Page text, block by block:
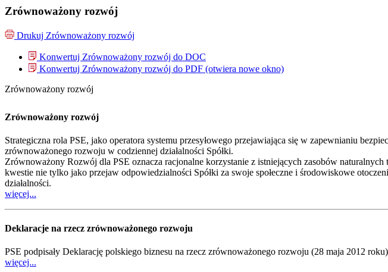
Zrównoważony rozwój
Drukuj Zrównoważony rozwój
Konwertuj Zrównoważony rozwój do DOC
Konwertuj Zrównoważony rozwój do PDF (otwiera nowe okno)
Zrównoważony rozwój
Zrównoważony rozwój
Strategiczna rola PSE, jako operatora systemu przesyłowego przejawiająca się w zapewnianiu
zrównoważonego rozwoju w codziennej działalności Spółki.
Zrównoważony Rozwój dla PSE oznacza racjonalne korzystanie z istniejących zasobów
kwestie nie tylko jako przejaw odpowiedzialności Spółki za swoje społeczne i środowiskowe
działalności.
więcej...
Deklaracje na rzecz zrównoważonego rozwoju
PSE podpisały Deklarację polskiego biznesu na rzecz zrównoważonego rozwoju (28 maja 2012
więcej...